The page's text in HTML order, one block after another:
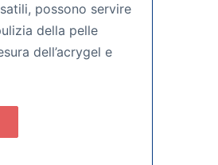
possono servire
della pelle
dell’acrygel e